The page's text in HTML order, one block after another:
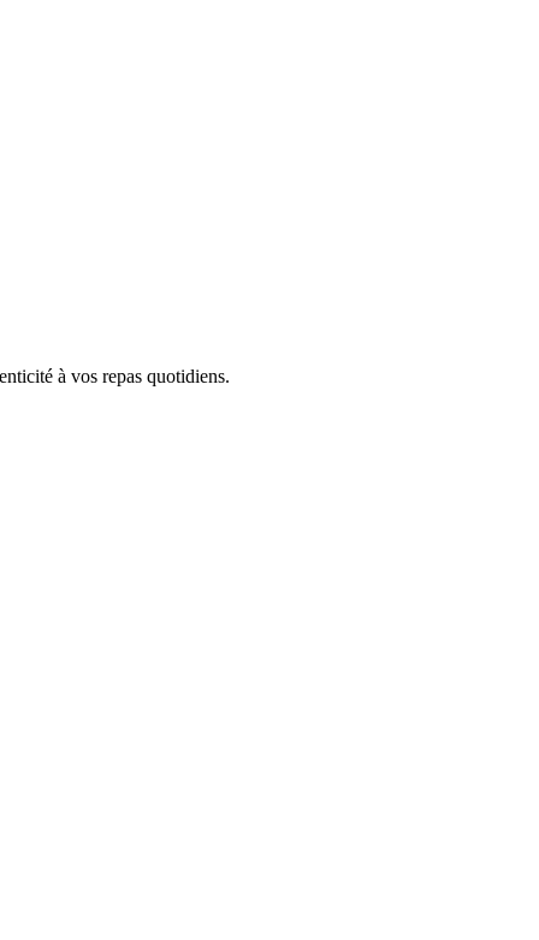
à vos repas quotidiens.